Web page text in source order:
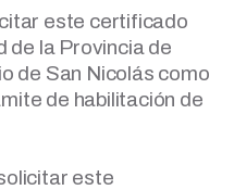
este certificado
de la Provincia de
de San Nicolás como
de habilitación de
este